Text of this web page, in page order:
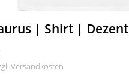
| Shirt | Dezent
Versandkosten